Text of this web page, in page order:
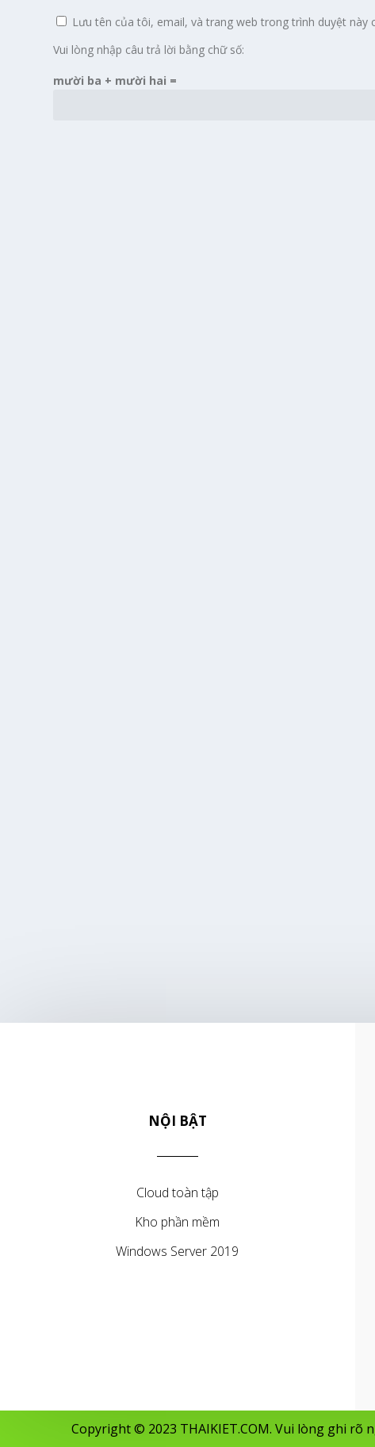
Lưu tên của tôi, email, và trang web trong trình duyệt này
Vui lòng nhập câu trả lời bằng chữ số:
mười ba + mười hai =
NỘI BẬT
Cloud toàn tập
Kho phần mềm
Windows Server 2019
Copyright © 2023 THAIKIET.COM. Vui lòng ghi rõ